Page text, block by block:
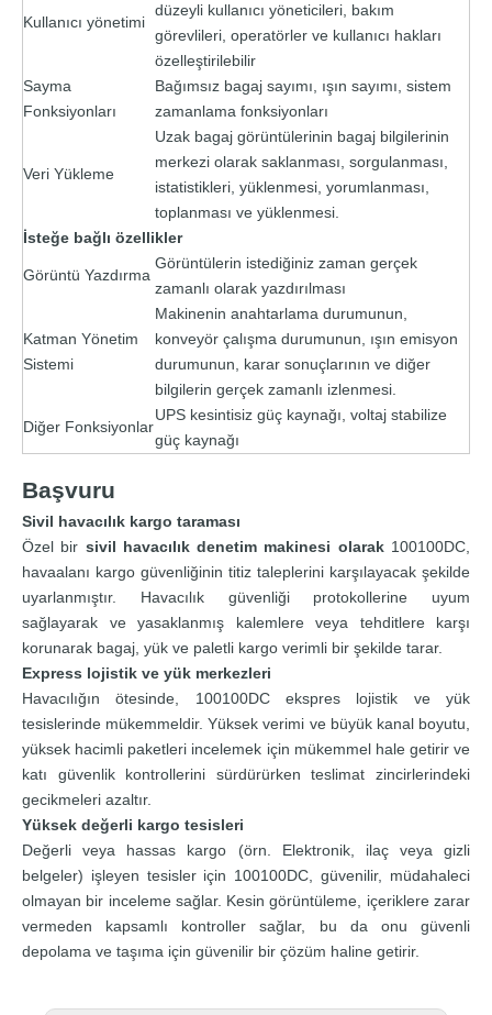
Kullanıcı yönetimi
düzeyli kullanıcı yöneticileri, bakım
görevlileri, operatörler ve kullanıcı hakları
özelleştirilebilir
Sayma
Fonksiyonları
Bağımsız bagaj sayımı, ışın sayımı, sistem
zamanlama fonksiyonları
Veri Yükleme
Uzak bagaj görüntülerinin bagaj bilgilerinin
merkezi olarak saklanması, sorgulanması,
istatistikleri, yüklenmesi, yorumlanması,
toplanması ve yüklenmesi.
İsteğe bağlı özellikler
Görüntü Yazdırma
Görüntülerin istediğiniz zaman gerçek
zamanlı olarak yazdırılması
Katman Yönetim
Sistemi
Makinenin anahtarlama durumunun,
konveyör çalışma durumunun, ışın emisyon
durumunun, karar sonuçlarının ve diğer
bilgilerin gerçek zamanlı izlenmesi.
Diğer Fonksiyonlar
UPS kesintisiz güç kaynağı, voltaj stabilize
güç kaynağı
Başvuru
Sivil havacılık kargo taraması
Özel bir sivil havacılık denetim makinesi olarak 100100DC,
havaalanı kargo güvenliğinin titiz taleplerini karşılayacak şekilde
uyarlanmıştır. Havacılık güvenliği protokollerine uyum
sağlayarak ve yasaklanmış kalemlere veya tehditlere karşı
korunarak bagaj, yük ve paletli kargo verimli bir şekilde tarar.
Express lojistik ve yük merkezleri
Havacılığın ötesinde, 100100DC ekspres lojistik ve yük
tesislerinde mükemmeldir. Yüksek verimi ve büyük kanal boyutu,
yüksek hacimli paketleri incelemek için mükemmel hale getirir ve
katı güvenlik kontrollerini sürdürürken teslimat zincirlerindeki
gecikmeleri azaltır.
Yüksek değerli kargo tesisleri
Değerli veya hassas kargo (örn. Elektronik, ilaç veya gizli
belgeler) işleyen tesisler için 100100DC, güvenilir, müdahaleci
olmayan bir inceleme sağlar. Kesin görüntüleme, içeriklere zarar
vermeden kapsamlı kontroller sağlar, bu da onu güvenli
depolama ve taşıma için güvenilir bir çözüm haline getirir.